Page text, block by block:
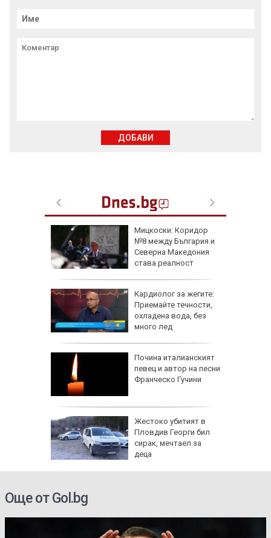
Мицкоски: Коридор
№8 между България и
Северна Македония
става реалност
Кардиолог за жегите:
Приемайте течности,
охладена вода, без
много лед
Почина италианският
певец и автор на песни
Франческо Гучини
Жестоко убитият в
Пловдив Георги бил
сирак, мечтаел за
деца
ДОБАВИ
Още от Gol.bg